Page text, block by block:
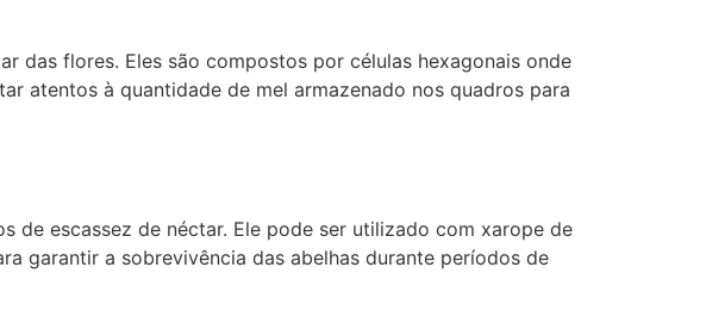
das flores. Eles são compostos por células hexagonais onde
atentos à quantidade de mel armazenado nos quadros para
de escassez de néctar. Ele pode ser utilizado com xarope de
garantir a sobrevivência das abelhas durante períodos de